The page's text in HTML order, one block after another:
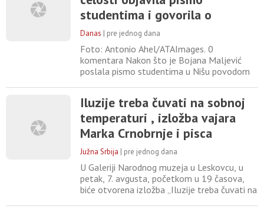
otvoreni paviljon“, uz podršku Ministarstva
kulture
studentima i govorila o
nezaštićenosti kandidata za
njihovu listu
Danas | pre jednog dana
Foto: Antonio Ahel/ATAImages. 0
komentara Nakon što je Bojana Maljević
poslala pismo studentima u Nišu povodom
mnogi su mogli da vide nezvaničnim putem,
a sada je Bojana Maljević na svom nalogu na
mreži X objavila ovo pismo u celosti, kao i
odgovor studenata iz
Iluzije treba čuvati na sobnoj
temperaturi , izložba vajara
Marka Crnobrnje i pisca
Stefana Tićmija
Južna Srbija | pre jednog dana
U Galeriji Narodnog muzeja u Leskovcu, u
petak, 7. avgusta, početkom u 19 časova,
biće otvorena izložba „Iluzije treba čuvati na